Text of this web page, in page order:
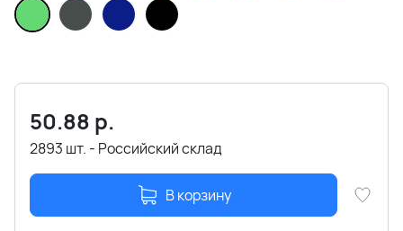
50.88 р.
2893 шт. - Российский склад
В корзину